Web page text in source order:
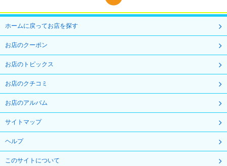
ホームに戻ってお店を探す
お店のクーポン
お店のトピックス
お店のクチコミ
お店のアルバム
サイトマップ
ヘルプ
このサイトについて